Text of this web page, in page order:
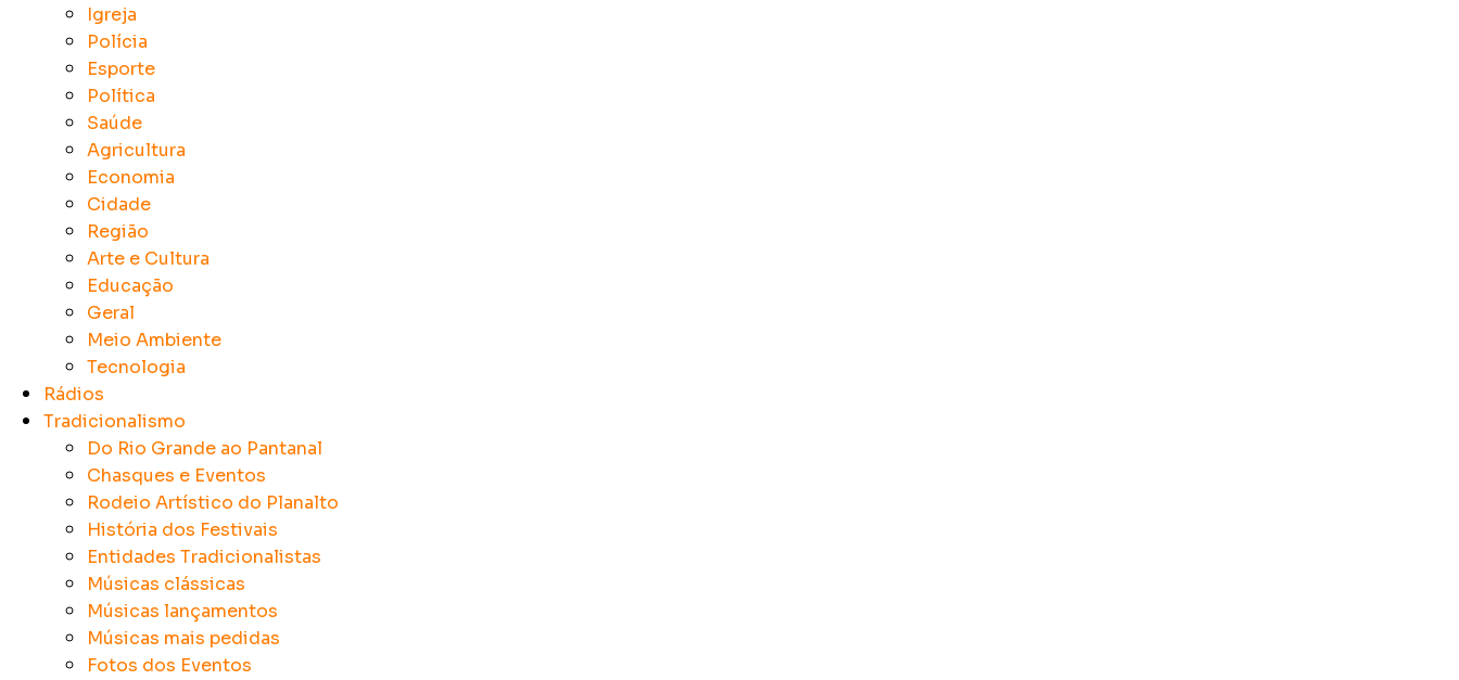
Igreja
Polícia
Esporte
Política
Saúde
Agricultura
Economia
Cidade
Região
Arte e Cultura
Educação
Geral
Meio Ambiente
Tecnologia
Rádios
Tradicionalismo
Do Rio Grande ao Pantanal
Chasques e Eventos
Rodeio Artístico do Planalto
História dos Festivais
Entidades Tradicionalistas
Músicas clássicas
Músicas lançamentos
Músicas mais pedidas
Fotos dos Eventos